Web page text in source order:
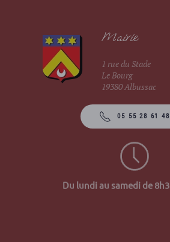
Mairie
1 rue du Stade
Le Bourg
19380 Albussac
05 55 28 61 48
Du lundi au samedi de